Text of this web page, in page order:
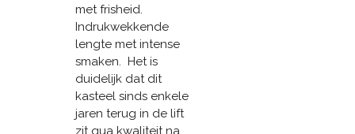
met frisheid.
Indrukwekkende
lengte met intense
smaken. Het is
duidelijk dat dit
kasteel sinds enkele
jaren terug in de lift
zit qua kwaliteit na